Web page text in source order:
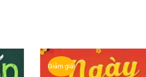
Giảm giá!